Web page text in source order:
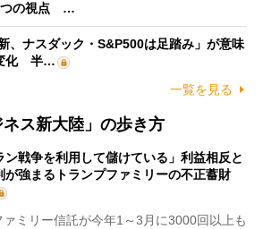
つの視点 …
、ナスダック・S&P500は足踏み」が意味
化 半…
一覧を見る
ス新大陸」の歩き方
ン戦争を利用して儲けている」利益相反と
が強まるトランプファミリーの不正蓄財
ミリー信託が今年1～3月に3000回以上も